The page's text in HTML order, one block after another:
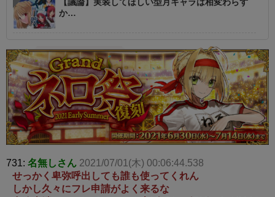
か…
731: 名無しさん 2021/07/01(木) 00:06:44.538
せっかく卑弥呼出しても誰も使ってくれん
しかし久々にフレ申請がよく来るな